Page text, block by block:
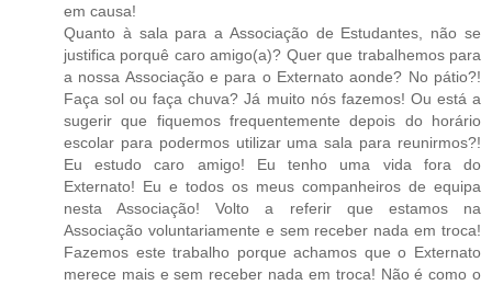
em causa!
Quanto à sala para a Associação de Estudantes, não se
justifica porquê caro amigo(a)? Quer que trabalhemos para
a nossa Associação e para o Externato aonde? No pátio?!
Faça sol ou faça chuva? Já muito nós fazemos! Ou está a
sugerir que fiquemos frequentemente depois do horário
escolar para podermos utilizar uma sala para reunirmos?!
Eu estudo caro amigo! Eu tenho uma vida fora do
Externato! Eu e todos os meus companheiros de equipa
nesta Associação! Volto a referir que estamos na
Associação voluntariamente e sem receber nada em troca!
Fazemos este trabalho porque achamos que o Externato
merece mais e sem receber nada em troca! Não é como o